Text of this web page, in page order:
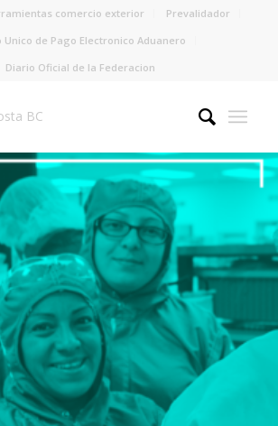
comercio exterior
Prevalidador
Unico de Pago Electronico Aduanero
Diario Oficial de la Federacion